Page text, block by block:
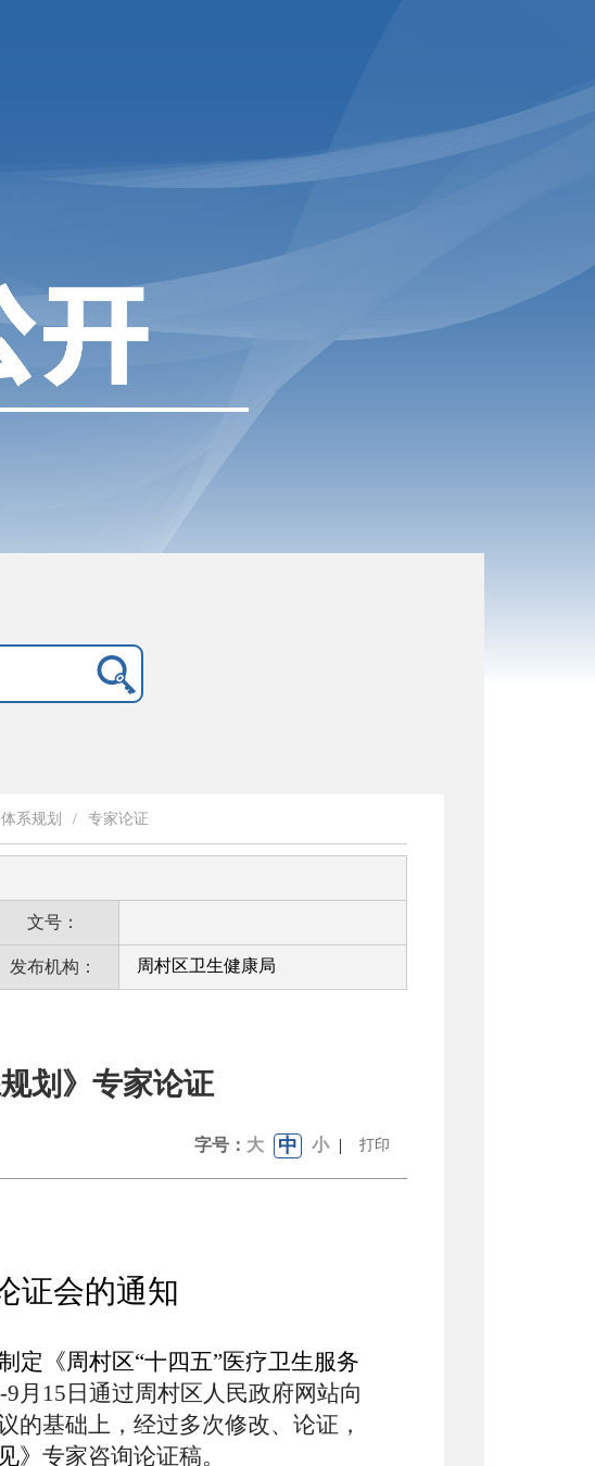
系规划 / 专家论证
文号：
发布机构： 周村区卫生健康局
划》专家论证
字号： 大 中 小 | 打印
证会的通知
定 《周村区“十四五”医疗卫生服务
9月15日通过周村区人民政府网站向
的基础上，经过多次修改、论证，
》 专家咨询论证稿。